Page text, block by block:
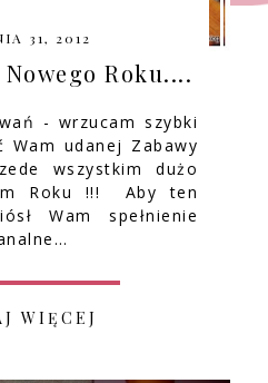
31, 2012
Roku....
- wrzucam szybki
Wam udanej Zabawy
wszystkim dużo
Roku !!! Aby ten
Wam spełnienie
WIĘCEJ